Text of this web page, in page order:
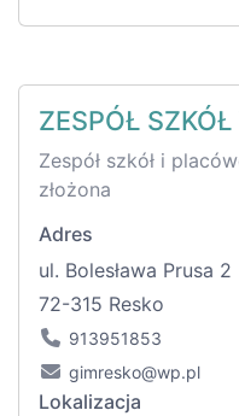
ZESPÓŁ SZKÓŁ
Zespół szkół i
złożona
Adres
ul. Bolesława Prusa 2
72-315 Resko
913951853
gimresko@wp.pl
Lokalizacja